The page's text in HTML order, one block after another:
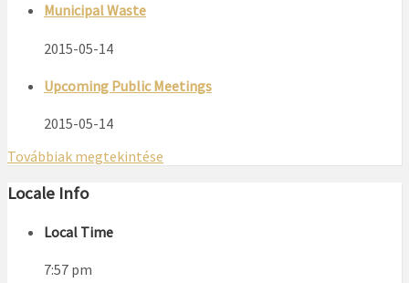
Municipal Waste
2015-05-14
Upcoming Public Meetings
2015-05-14
Továbbiak megtekintése
Locale Info
Local Time
7:57 pm